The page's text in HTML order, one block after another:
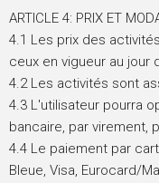
ARTICLE 4: PRIX ET
4.1 Les prix des
ceux en vigueur au jour
4.2 Les activités sont
4.3 L'utilisateur pourra
bancaire, par virement,
4.4 Le paiement par
Bleue, Visa, Eurocard/